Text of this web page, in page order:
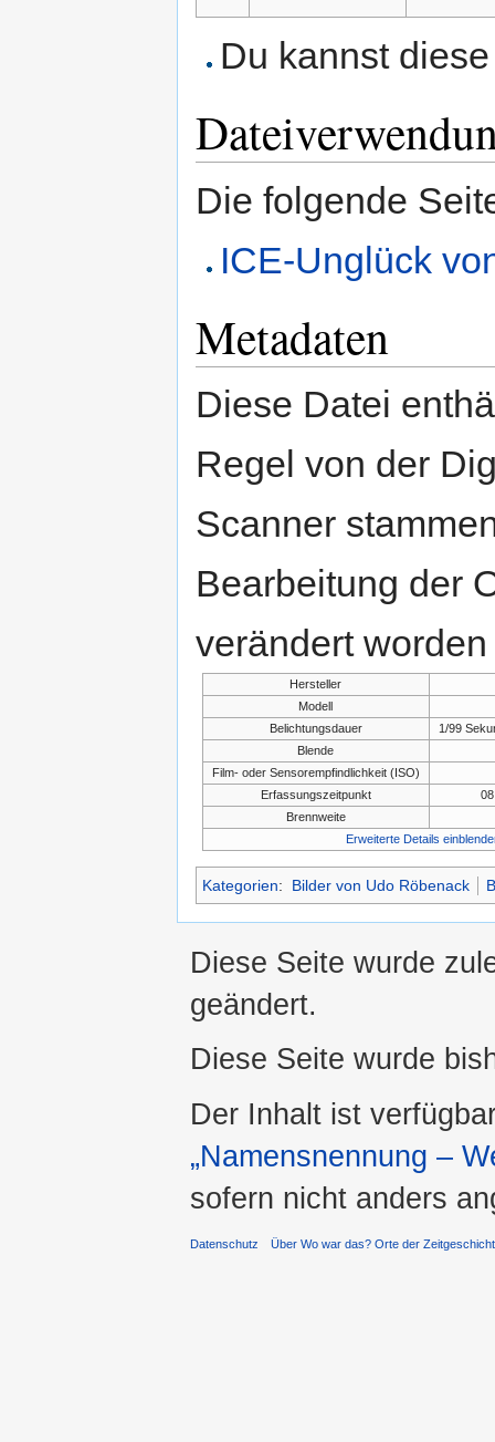
Du kannst
Die folgende
ICE-Unglück
Metadaten
Diese Datei
Regel von der
Scanner
Bearbeitung der
verändert
Hersteller
Modell
Belichtungsdauer
1/99
Blende
Film- oder Sensorempfindlichkeit (ISO)
Erfassungszeitpunkt
Brennweite
Erweiterte Details
Kategorien: Bilder von Udo Röbenack
Diese Seite wurde
geändert.
Diese Seite wurde
Der Inhalt ist
„Namensnennung –
sofern nicht anders
Datenschutz Über Wo war das? Orte der